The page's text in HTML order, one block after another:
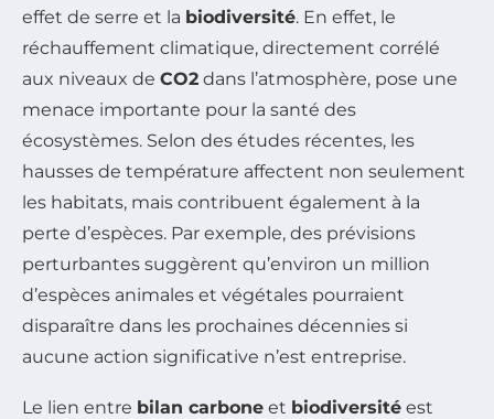
effet de serre et la biodiversité. En effet, le
réchauffement climatique, directement corrélé
aux niveaux de CO2 dans l’atmosphère, pose une
menace importante pour la santé des
écosystèmes. Selon des études récentes, les
hausses de température affectent non seulement
les habitats, mais contribuent également à la
perte d’espèces. Par exemple, des prévisions
perturbantes suggèrent qu’environ un million
d’espèces animales et végétales pourraient
disparaître dans les prochaines décennies si
aucune action significative n’est entreprise.
Le lien entre bilan carbone et biodiversité est